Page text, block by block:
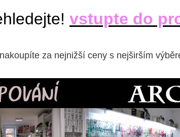
vstupte do
za nejnižší ceny s nejširším